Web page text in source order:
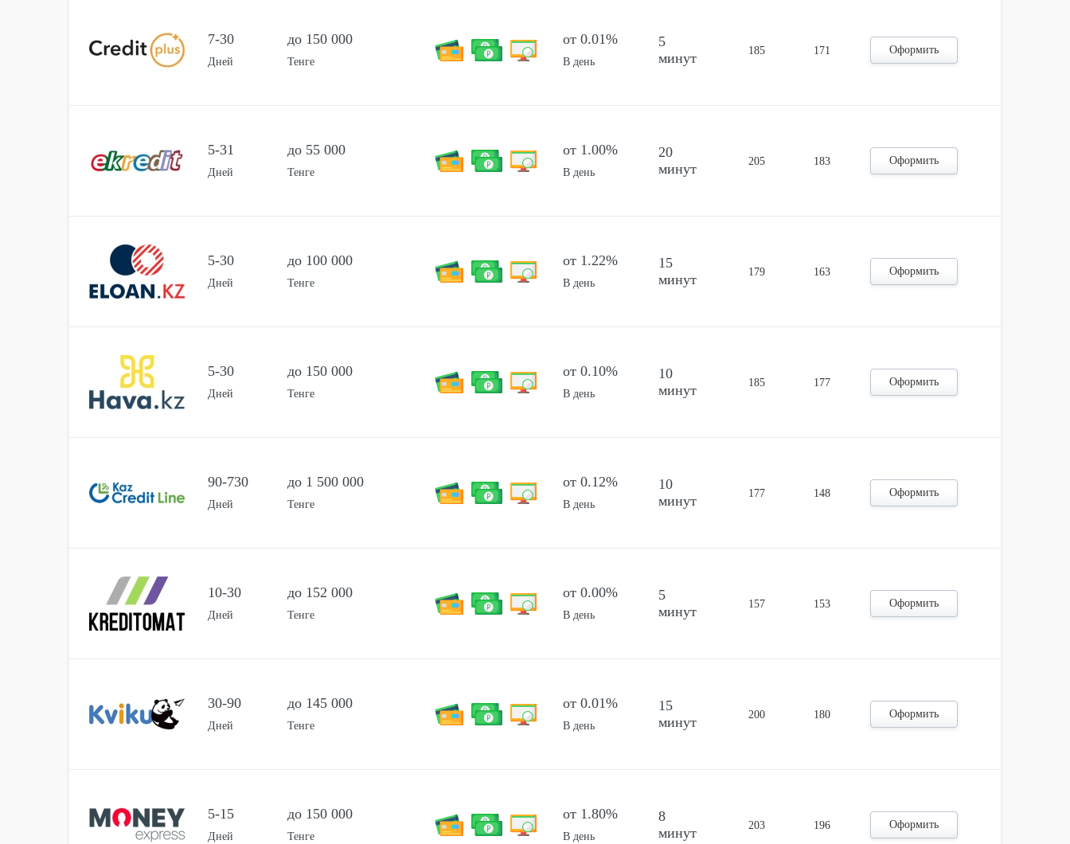
7-30
Дней
до 150 000
Тенге
от 0.01%
В день
5
минут
185 171 Оформить
5-31
Дней
до 55 000
Тенге
от 1.00%
В день
20
минут
205 183 Оформить
5-30
Дней
до 100 000
Тенге
от 1.22%
В день
15
минут
179 163 Оформить
5-30
Дней
до 150 000
Тенге
от 0.10%
В день
10
минут
185 177 Оформить
90-730
Дней
до 1 500 000
Тенге
от 0.12%
В день
10
минут
177 148 Оформить
10-30
Дней
до 152 000
Тенге
от 0.00%
В день
5
минут
157 153 Оформить
30-90
Дней
до 145 000
Тенге
от 0.01%
В день
15
минут
200 180 Оформить
5-15
Дней
до 150 000
Тенге
от 1.80%
В день
8
минут
203 196 Оформить